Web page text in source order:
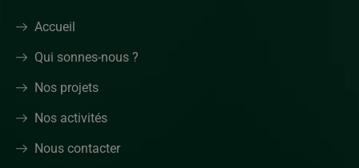
Accueil
Qui sonnes-nous ?
Nos projets
Nos activités
Nous contacter